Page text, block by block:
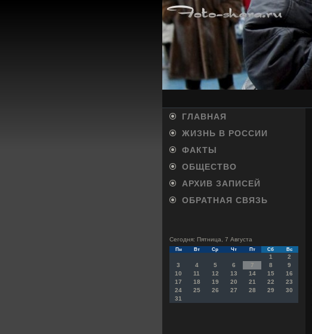
ГЛАВНАЯ
ЖИЗНЬ В РОССИИ
ФАКТЫ
ОБЩЕСТВО
АРХИВ ЗАПИСЕЙ
ОБРАТНАЯ СВЯЗЬ
Сегодня: Пятница, 7 Августа
Пн Вт Ср Чт Пт Сб Вс
1
2
3
4 5 6 7 8
9
10
11 12 13 14 15
16
17
18 19 20 21 22
23
24
25 26 27 28 29
30
31